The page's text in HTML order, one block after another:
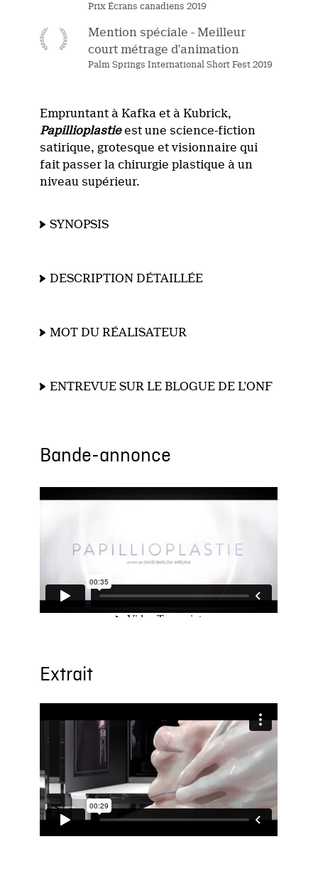
Prix Écrans canadiens 2019
Mention spéciale - Meilleur
court métrage d'animation
Palm Springs International Short Fest 2019
Empruntant à Kafka et à Kubrick,
Papillioplastieest une science-fiction
satirique, grotesque et visionnaire qui
fait passer la chirurgie plastique à un
niveau supérieur.
SYNOPSIS
DESCRIPTION DÉTAILLÉE
MOT DU RÉALISATEUR
ENTREVUE SUR LE BLOGUE DE L'ONF
Bande-annonce
Extrait